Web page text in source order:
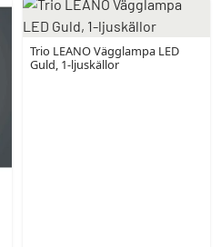
Trio LEANO Vägglampa LED
Guld, 1-ljuskällor